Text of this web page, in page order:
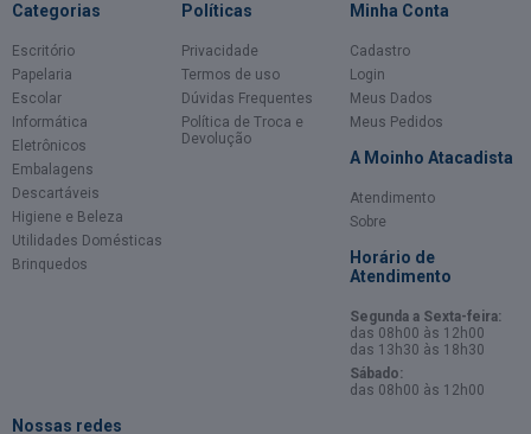
Categorias
Escritório
Papelaria
Escolar
Informática
Eletrônicos
Embalagens
Descartáveis
Higiene e Beleza
Utilidades Domésticas
Brinquedos
Políticas
Privacidade
Termos de uso
Dúvidas Frequentes
Política de Troca e
Devolução
Minha Conta
Cadastro
Login
Meus Dados
Meus Pedidos
A Moinho Atacadista
Atendimento
Sobre
Horário de
Atendimento
Segunda a Sexta-feira:
das 08h00 às 12h00
das 13h30 às 18h30
Sábado:
das 08h00 às 12h00
Nossas redes